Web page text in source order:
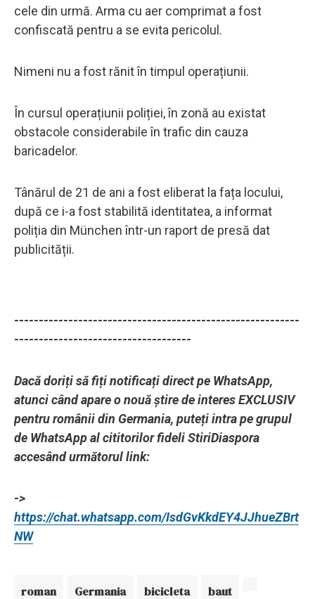
cele din urmă. Arma cu aer comprimat a fost
confiscată pentru a se evita pericolul.
Nimeni nu a fost rănit în timpul operațiunii.
În cursul operațiunii poliției, în zonă au existat
obstacole considerabile în trafic din cauza
baricadelor.
Tânărul de 21 de ani a fost eliberat la fața locului,
după ce i-a fost stabilită identitatea, a informat
poliția din München într-un raport de presă dat
publicității.
----------------------------------------------------------
------------------------------------
Dacă doriți să fiți notificați direct pe WhatsApp,
atunci când apare o nouă știre de interes EXCLUSIV
pentru românii din Germania, puteți intra pe grupul
de WhatsApp al cititorilor fideli StiriDiaspora
accesând următorul link:
->
https://chat.whatsapp.com/IsdGvKkdEY4JJhueZBrt
NW
roman Germania bicicleta baut